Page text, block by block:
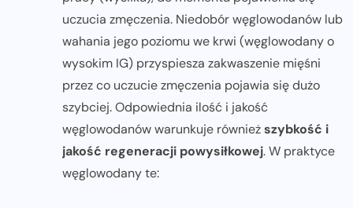
uczucia zmęczenia. Niedobór węglowodanów lub
wahania jego poziomu we krwi (węglowodany o
wysokim IG) przyspiesza zakwaszenie mięśni
przez co uczucie zmęczenia pojawia się dużo
szybciej. Odpowiednia ilość i jakość
węglowodanów warunkuje równieższybkość i
jakość regeneracji powysiłkowej. W praktyce
węglowodany te: